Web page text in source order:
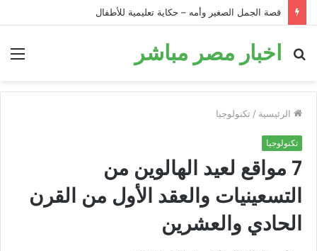
قصة الحمار في البئر: قصة تحفيزية للأطفال قبل النوم
اخبار مصر مباشر
بحث
الرئيسية / تكنولوجيا
تكنولوجيا
7 مواقع لعيد الهالوين من
التسعينيات والعقد الأول من القرن
الحادي والعشرين